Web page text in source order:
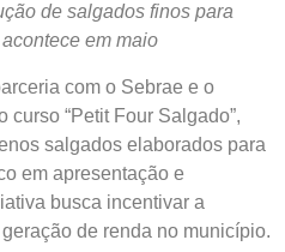
de salgados finos para
em maio
com o Sebrae e o
“Petit Four Salgado”,
salgados elaborados para
em apresentação e
busca incentivar a
de renda no município.